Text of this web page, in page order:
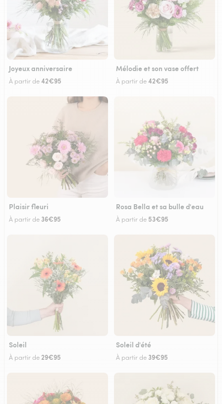
Joyeux anniversaire
À partir de42€95
Mélodie et son vase offert
À partir de42€95
Plaisir fleuri
À partir de 36€95
Rosa Bella et sa bulle d'eau
À partir de 53€95
Soleil
À partir de 29€95
Soleil d'été
À partir de 39€95